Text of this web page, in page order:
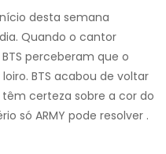
desta semana
Quando o cantor
perceberam que o
BTS acabou de voltar
certeza sobre a cor do
só ARMY pode resolver .